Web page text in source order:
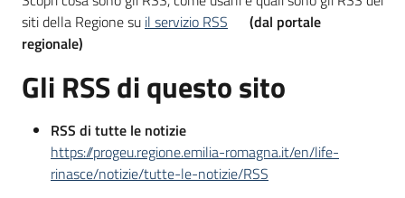
siti della Regione su il servizio RSS
(dal portale
regionale)
Gli RSS di questo sito
RSS di tutte le notizie
https://progeu.regione.emilia-romagna.it/en/life-
rinasce/notizie/tutte-le-notizie/RSS